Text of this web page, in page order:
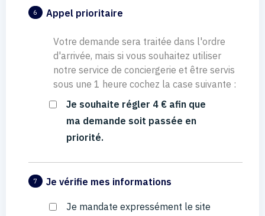
6 Appel prioritaire
Votre demande sera traitée dans l'ordre
d'arrivée, mais si vous souhaitez utiliser
notre service de conciergerie et être servis
sous une 1 heure cochez la case suivante :
Je souhaite régler 4 € afin que
ma demande soit passée en
priorité.
7 Je vérifie mes informations
Je mandate expressément le site